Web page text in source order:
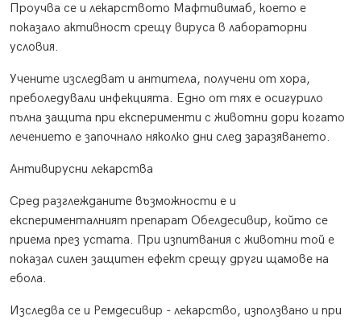
Проучва се и лекарството Мафтивимаб, което е
показало активност срещу вируса в лабораторни
условия.
Учените изследват и антитела, получени от хора,
преболедували инфекцията. Едно от тях е осигурило
пълна защита при експерименти с животни дори когато
лечението е започнало няколко дни след заразяването.
Антивирусни лекарства
Сред разглежданите възможности е и
експерименталният препарат Обелдесивир, който се
приема през устата. При изпитвания с животни той е
показал силен защитен ефект срещу други щамове на
ебола.
Изследва се и Ремдесивир - лекарство, използвано и при